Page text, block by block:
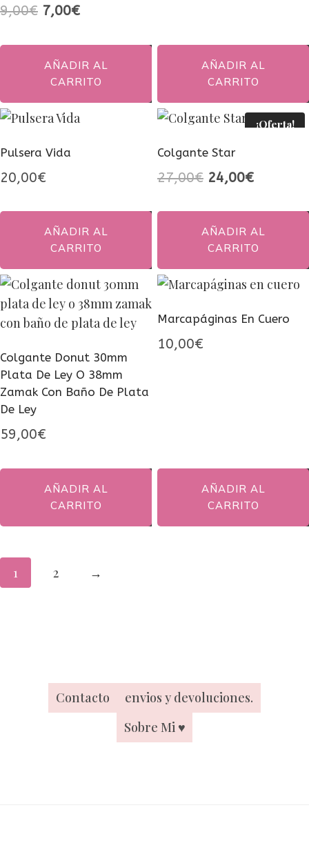
9,00€ El
era:
7,00€El
es:
AÑADIR AL
CARRITO
AÑADIR AL
CARRITO
Pulsera Vida
20,00€
AÑADIR AL
CARRITO
¡Oferta!
Colgante Star
27,00€ El
era:
27,00€.
24,00€El
es:
24,00€.
AÑADIR AL
CARRITO
Colgante Donut 30mm
Plata De Ley O 38mm
Zamak Con Baño De Plata
De Ley
59,00€
AÑADIR AL
CARRITO
Marcapáginas En Cuero
10,00€
AÑADIR AL
CARRITO
1 2 →
Contacto
envios y devoluciones.
Sobre Mi ♥